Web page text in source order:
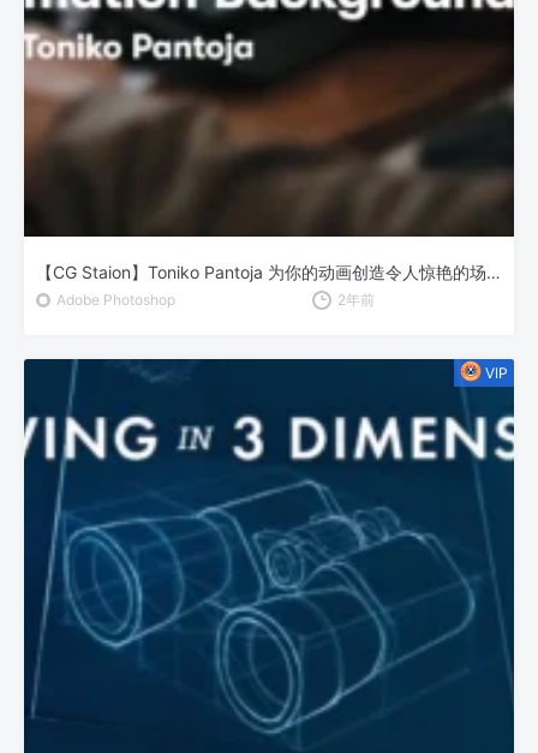
【CG Staion】Toniko Pantoja 为你的动画创造令人惊艳的场景
Adobe Photoshop 2年前